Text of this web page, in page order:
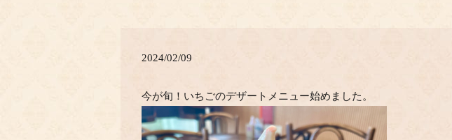
2024/02/09
今が旬！いちごのデザートメニュー始めました。